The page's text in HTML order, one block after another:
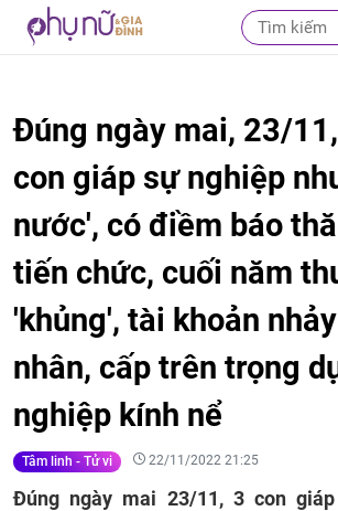
Đúng ngày mai, 23/
con giáp sự nghiệp
nước', có điềm báo
tiến chức, cuối năm
'khủng', tài khoản
nhân, cấp trên trọng
nghiệp kính nể
Tâm linh - Tử vi 22/11/2022 21:25
Đúng ngày mai 23/11, 3 con